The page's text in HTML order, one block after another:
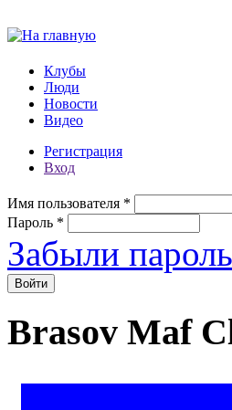
Клубы
Люди
Новости
Видео
Регистрация
Вход
Имя пользователя *
Пароль *
Забыли
Brasov Maf